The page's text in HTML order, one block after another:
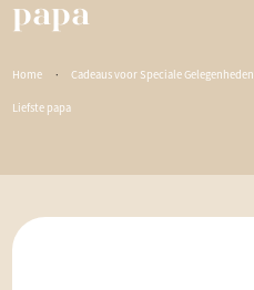
papa
Home · Cadeaus voor Speciale Gelegenheden
Liefste papa